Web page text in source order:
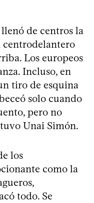
de centros la
centrodelantero
Los europeos
Incluso, en
tiro de esquina
solo cuando
pero no
Unai Simón.
los
como la
todo. Se